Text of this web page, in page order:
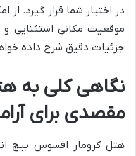
در اختیار شما قرار گیرد.
موقعیت مکانی استثنایی
جزئیات دقیق شرح داده
نگاهی کلی به
مقصدی برای
هتل کرومار افسوس بیچ